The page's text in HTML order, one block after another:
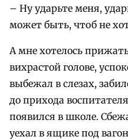
– Ну ударьте меня,
может быть, чтоб не
А мне хотелось
вихрастой голове,
выбежал в слезах,
до прихода
появился в школе.
уехал в ящике под